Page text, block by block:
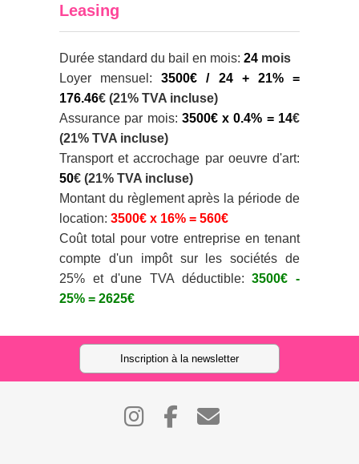
Leasing
Durée standard du bail en mois: 24 mois
Loyer mensuel:3500€ / 24 + 21% =
176.46€ (21% TVA incluse)
Assurance par mois: 3500€ x 0.4% = 14€
(21% TVA incluse)
Transport et accrochage par oeuvre d'art:
50€ (21% TVA incluse)
Montant du règlement après la période de
location: 3500€ x 16% = 560€
Coût total pour votre entreprise en tenant
compte d'un impôt sur les sociétés de
25% et d'une TVA déductible:3500€ -
25% = 2625€
Inscription à la newsletter